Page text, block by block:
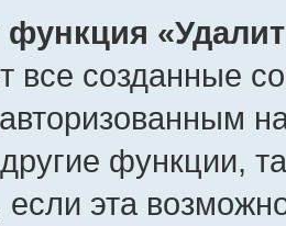
функция
все созданные
функции,
эта